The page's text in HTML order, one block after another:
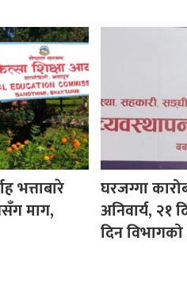
भत्ताबारे
माग,
घरजग्गा
अनिवार्य, २१
दिन